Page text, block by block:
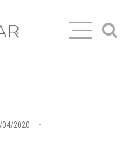
04/2020